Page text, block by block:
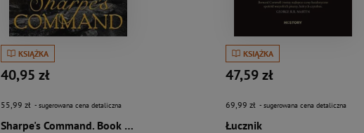
KSIĄŻKA
40,95 zł
55,99 zł - sugerowana cena detaliczna
Sharpe's Command. Book 14 wer. angielska
KSIĄŻKA
47,59 zł
69,99 zł - sugerowana cena detaliczna
Łucznik